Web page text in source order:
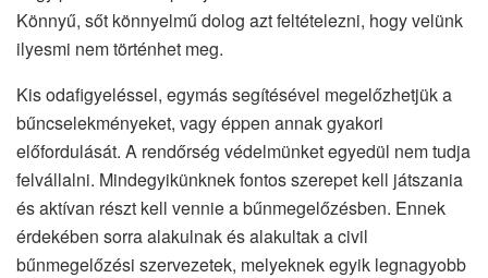
Könnyű, sőt könnyelmű dolog azt feltételezni, hogy velünk
ilyesmi nem történhet meg.
Kis odafigyeléssel, egymás segítésével megelőzhetjük a
bűncselekményeket, vagy éppen annak gyakori
előfordulását. A rendőrség védelmünket egyedül nem tudja
felvállalni. Mindegyikünknek fontos szerepet kell játszania
és aktívan részt kell vennie a bűnmegelőzésben. Ennek
érdekében sorra alakulnak és alakultak a civil
bűnmegelőzési szervezetek, melyeknek egyik legnagyobb